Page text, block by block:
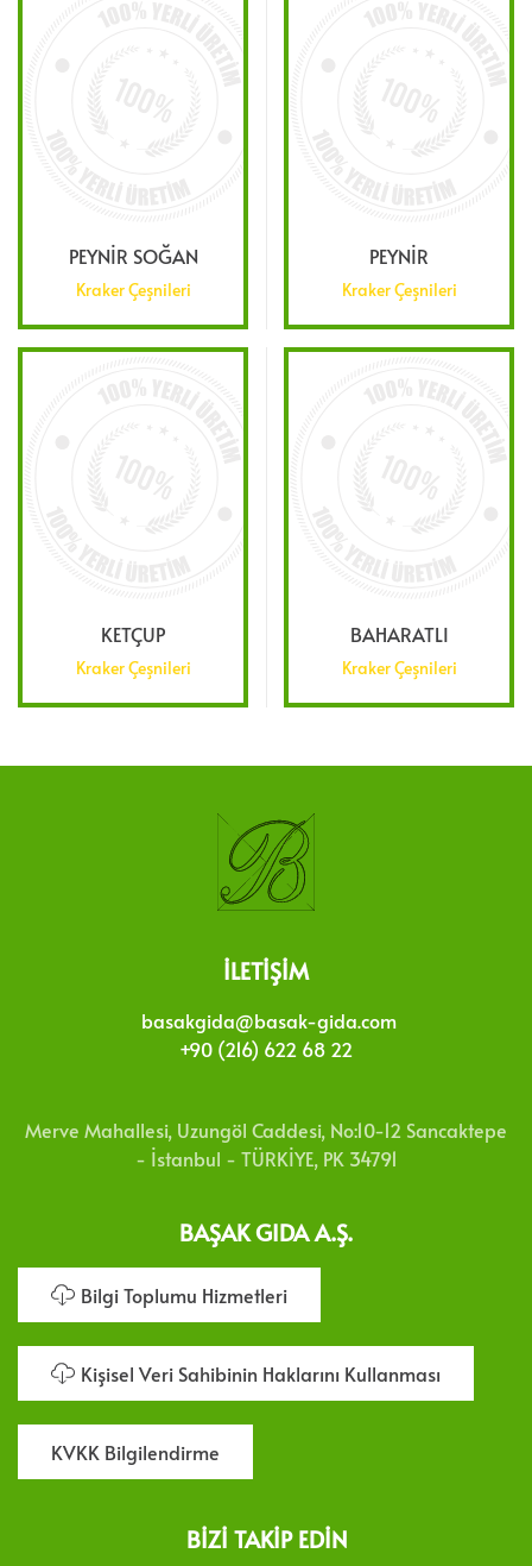
PEYNIR SOĞAN
Kraker Çeşnileri
PEYNIR
Kraker Çeşnileri
KETÇUP
Kraker Çeşnileri
BAHARATLI
Kraker Çeşnileri
BAŞAK GIDA A.Ş.
Bilgi Toplumu Hizmetleri
Kişisel Veri Sahibinin Haklarını Kullanması
KVKK Bilgilendirme
İLETIŞIM
basakgida@basak-gida.com
+90 (216) 622 68 22
Merve Mahallesi, Uzungöl Caddesi, No:10-12 Sancaktepe
- İstanbul - TÜRKİYE, PK 34791
BIZI TAKIP EDIN